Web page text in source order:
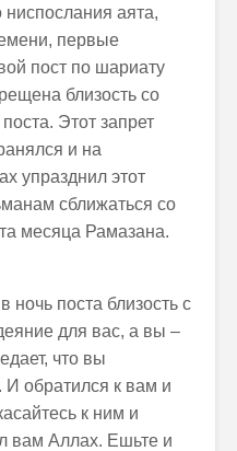
аята,
первые
пост по шариату
близость со
Этот запрет
и на
упразднил этот
сближаться со
месяца Рамазана.
ночь поста близость с
для вас, а вы –
что вы
обратился к вам и
к ним и
вам Аллах. Ешьте и